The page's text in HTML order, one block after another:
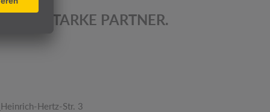
STARKE PARTNER.
Heinrich-Hertz-Str. 3